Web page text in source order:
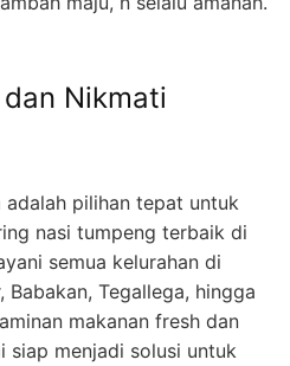
Nikmati
adalah pilihan tepat untuk
nasi tumpeng terbaik di
semua kelurahan di
Babakan, Tegallega, hingga
makanan fresh dan
siap menjadi solusi untuk